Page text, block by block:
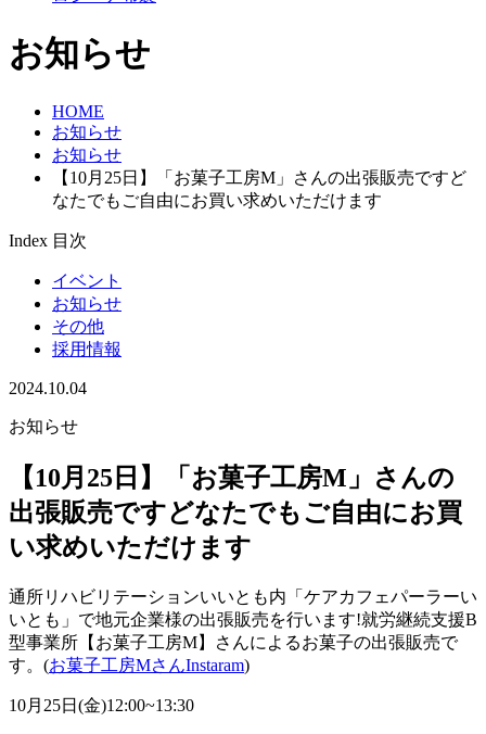
お知らせ
HOME
お知らせ
お知らせ
【10月25日】「お菓子工房M」さんの出張販売ですど
なたでもご自由にお買い求めいただけます
Index 目次
イベント
お知らせ
その他
採用情報
2024.10.04
お知らせ
【10月25日】「お菓子工房M」さんの
出張販売ですどなたでもご自由にお買
い求めいただけます
通所リハビリテーションいいとも内「ケアカフェパーラーい
いとも」で地元企業様の出張販売を行います!就労継続支援B
型事業所【お菓子工房M】さんによるお菓子の出張販売で
す。(お菓子工房MさんInstaram)
10月25日(金)12:00~13:30